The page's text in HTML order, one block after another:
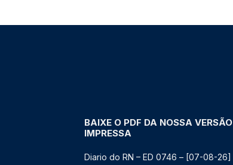
BAIXE O PDF DA NOSSA VERSÃO
IMPRESSA
Diario do RN – ED 0746 – [07-08-26]